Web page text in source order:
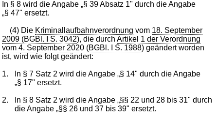
In § 8 wird die Angabe „§ 39 Absatz 1" durch die Angabe
„§ 47" ersetzt.
(4) Die Kriminallaufbahnverordnung vom 18. September
2009 (BGBl. I S. 3042), die durchArtikel 1 der Verordnung
vom 4. September 2020 (BGBl. I S. 1988) geändert worden
ist, wird wie folgt geändert:
1.
In § 7 Satz 2 wird die Angabe „§ 14" durch die Angabe
„§ 17" ersetzt.
2.
In § 8 Satz 2 wird die Angabe „§§ 22 und 28 bis 31" durch
die Angabe „§§ 26 und 37 bis 39" ersetzt.